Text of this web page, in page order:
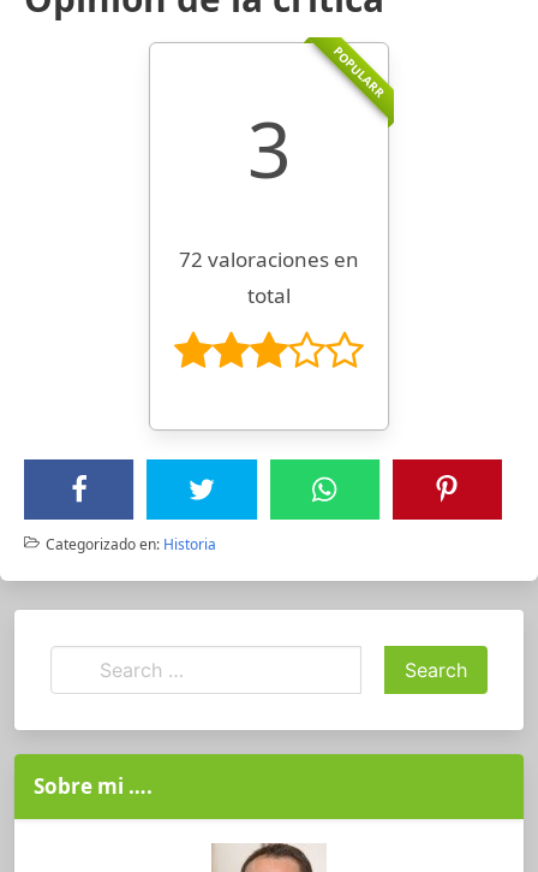
POPULARR
3
72 valoraciones en
total
Categorizado en: Historia
Sobre mi ….